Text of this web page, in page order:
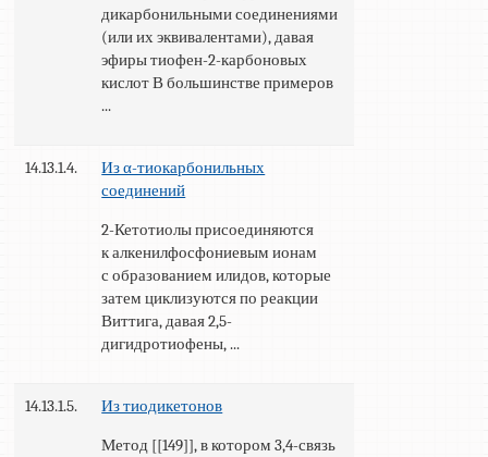
дикарбонильными соединениями
(или их эквивалентами), давая
эфиры тиофен-2-карбоновых
кислот В большинстве примеров
...
14.13.1.4.
Из α-тиокарбонильных
соединений
2-Кетотиолы присоединяются
к алкенилфосфониевым ионам
с образованием илидов, которые
затем циклизуются по реакции
Виттига, давая 2,5-
дигидротиофены, ...
14.13.1.5.
Из тиодикетонов
Метод [[149]], в котором 3,4-связь